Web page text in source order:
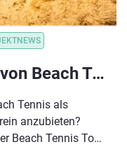
Entdecke die Vorteile von Beach Tennis für deinen Tennisverein!
Tennis als
anzubieten?
Beach Tennis Tour
Vom 22. bis